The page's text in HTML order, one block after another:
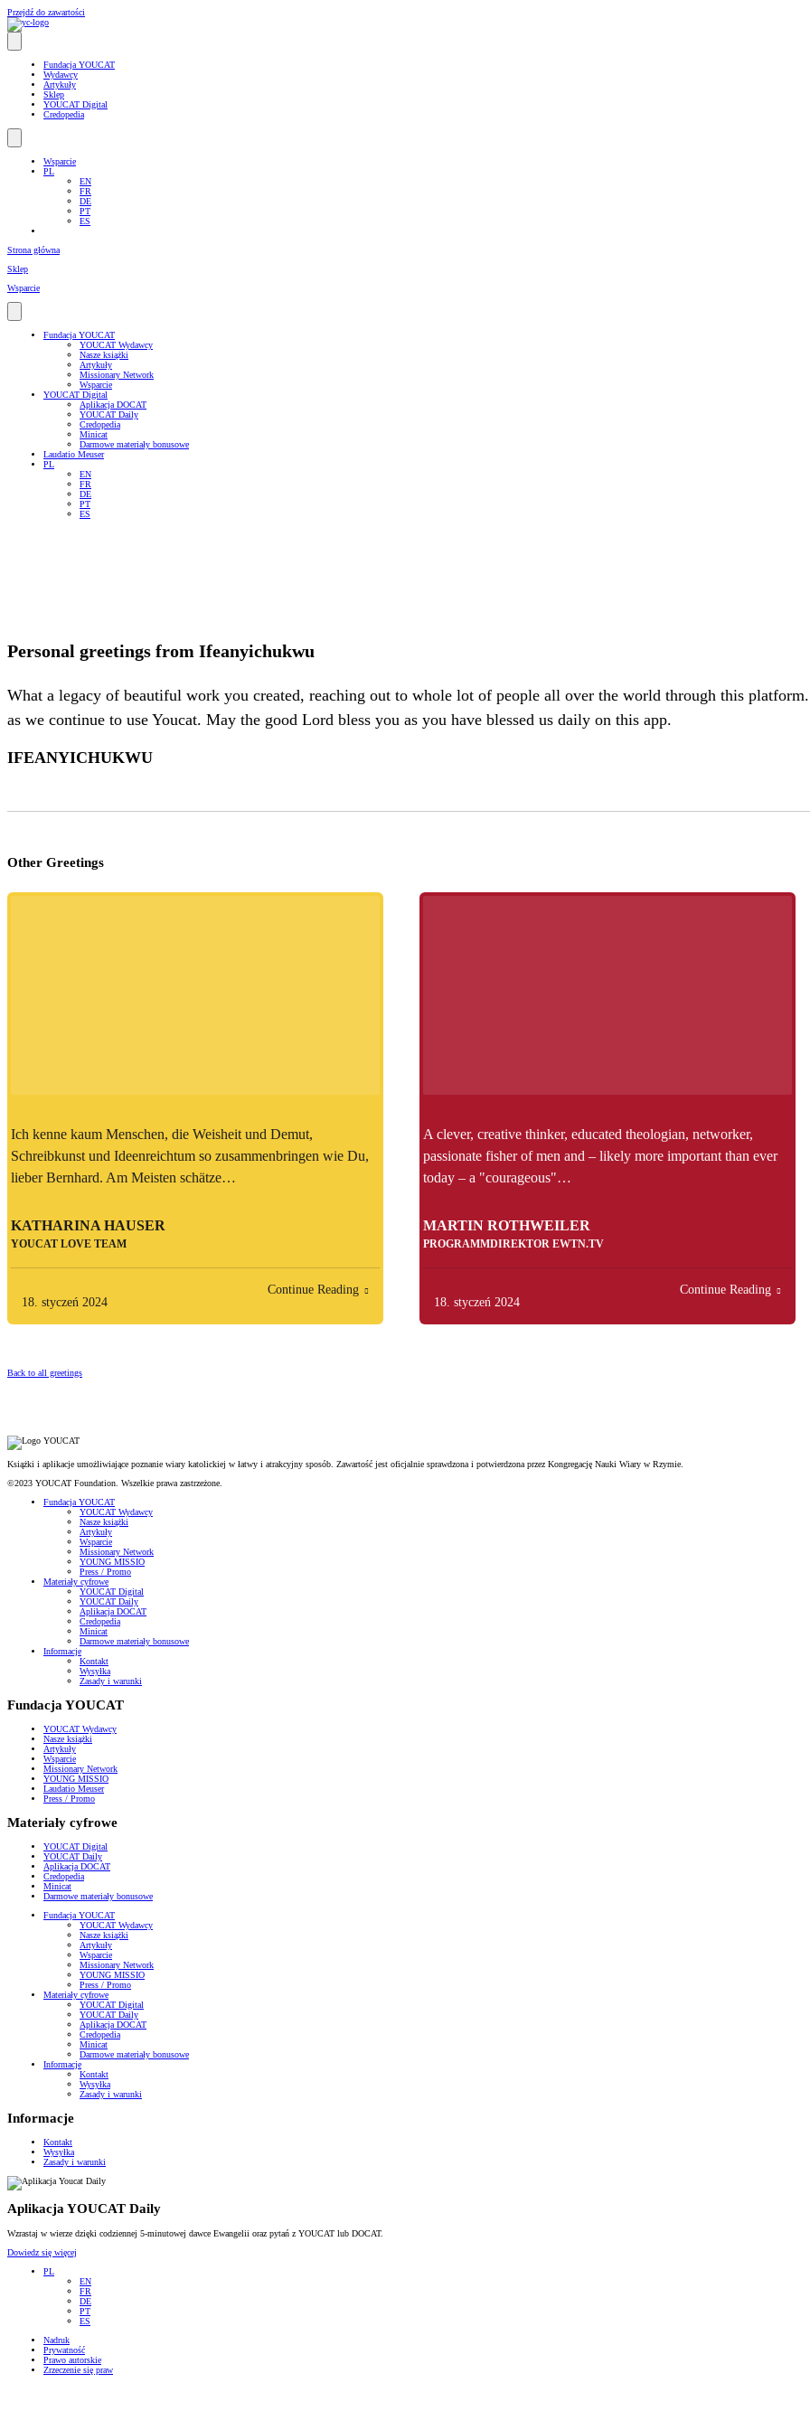
Przejdź do zawartości
Fundacja YOUCAT
Wydawcy
Artykuły
Sklep
YOUCAT Digital
Credopedia
Wsparcie
PL
EN
FR
DE
PT
ES
Strona główna
Sklep
Wsparcie
Fundacja YOUCAT
YOUCAT Wydawcy
Nasze książki
Artykuły
Missionary Network
Wsparcie
YOUCAT Digital
Aplikacja DOCAT
YOUCAT Daily
Credopedia
Minicat
Darmowe materiały bonusowe
Laudatio Meuser
PL
EN
FR
DE
PT
ES
Personal greetings from Ifeanyichukwu
What a legacy of beautiful work you created, reaching out to whole lot of people all over the world through this
as we continue to use Youcat. May the good Lord bless you as you have blessed us daily on this app.
IFEANYICHUKWU
Other Greetings
Ich kenne kaum Menschen, die Weisheit und Demut,
Schreibkunst und Ideenreichtum so zusammenbringen wie Du,
lieber Bernhard. Am Meisten schätze…
KATHARINA HAUSER
YOUCAT LOVE TEAM
18. styczeń 2024
Continue Reading
A clever, creative thinker, educated theologian, networker,
passionate fisher of men and – likely more important than ever
today – a "courageous"…
MARTIN ROTHWEILER
PROGRAMMDIREKTOR EWTN.TV
18. styczeń 2024
Continue Reading
Back to all greetings
Książki i aplikacje umożliwiające poznanie wiary katolickiej w łatwy i atrakcyjny sposób. Zawartość jest oficjalnie sprawdzona i potwierdzona przez Kongregację Nauki Wiary w Rzymie.
©2023 YOUCAT Foundation. Wszelkie prawa zastrzeżone.
Fundacja YOUCAT
YOUCAT Wydawcy
Nasze książki
Artykuły
Wsparcie
Missionary Network
YOUNG MISSIO
Press / Promo
Materiały cyfrowe
YOUCAT Digital
YOUCAT Daily
Aplikacja DOCAT
Credopedia
Minicat
Darmowe materiały bonusowe
Informacje
Kontakt
Wysyłka
Zasady i warunki
Fundacja YOUCAT
YOUCAT Wydawcy
Nasze książki
Artykuły
Wsparcie
Missionary Network
YOUNG MISSIO
Laudatio Meuser
Press / Promo
Materiały cyfrowe
YOUCAT Digital
YOUCAT Daily
Aplikacja DOCAT
Credopedia
Minicat
Darmowe materiały bonusowe
Fundacja YOUCAT
YOUCAT Wydawcy
Nasze książki
Artykuły
Wsparcie
Missionary Network
YOUNG MISSIO
Press / Promo
Materiały cyfrowe
YOUCAT Digital
YOUCAT Daily
Aplikacja DOCAT
Credopedia
Minicat
Darmowe materiały bonusowe
Informacje
Kontakt
Wysyłka
Zasady i warunki
Informacje
Kontakt
Wysyłka
Zasady i warunki
Aplikacja YOUCAT Daily
Wzrastaj w wierze dzięki codziennej 5-minutowej dawce Ewangelii oraz pytań z YOUCAT lub DOCAT.
Dowiedz się więcej
PL
EN
FR
DE
PT
ES
Nadruk
Prywatność
Prawo autorskie
Zrzeczenie się praw